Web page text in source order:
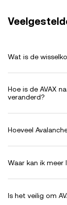
Wat is de
Hoe is de AVAX
veranderd?
Hoeveel
Waar kan ik meer
Is het veilig om